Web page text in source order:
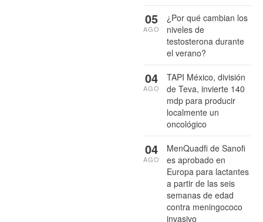
¿Por qué cambian los
niveles de
testosterona durante
el verano?
05
AGO
TAPI México, división
de Teva, invierte 140
mdp para producir
localmente un
oncológico
04
AGO
MenQuadfi de Sanofi
es aprobado en
Europa para lactantes
a partir de las seis
semanas de edad
contra meningococo
invasivo
04
AGO